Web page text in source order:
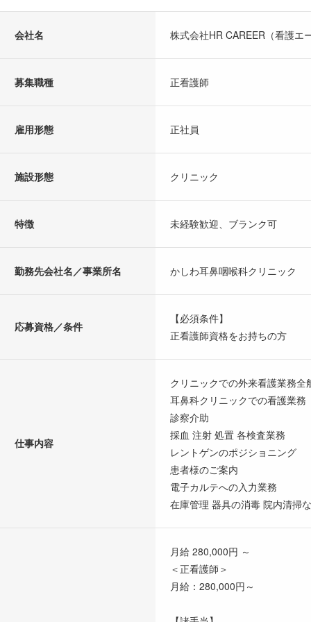
会社名 株式会社HR CAREER（看護エ
募集職種 正看護師
雇用形態 正社員
施設形態 クリニック
特徴 未経験歓迎、ブランク可
勤務先会社名／事業所名 かしわ耳鼻咽喉科クリニック
応募資格／条件
【必須条件】
正看護師資格をお持ちの方
仕事内容
クリニックでの外来看護業務全
耳鼻科クリニックでの看護業務
診察介助
採血 注射 処置 各検査業務
レントゲンのポジショニング
患者様のご案内
電子カルテへの入力業務
在庫管理 器具の消毒 院内清掃
月給 280,000円 ～
＜正看護師＞
月給：280,000円～